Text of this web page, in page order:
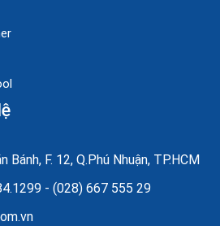
Bánh, F. 12, Q.Phú Nhuận, TP.HCM
- (028) 667 555 29